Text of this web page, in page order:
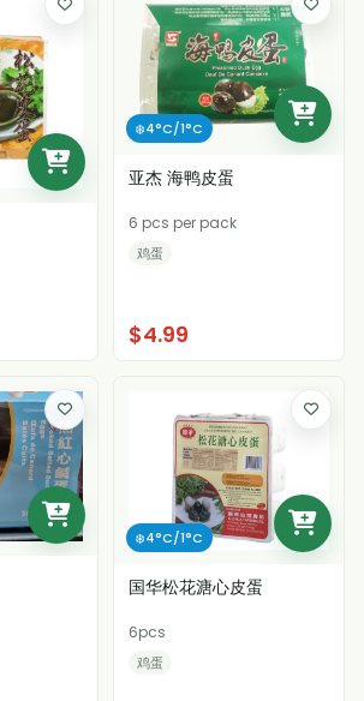
❄️4°C/1°C
亚杰 海鸭皮蛋
6 pcs per pack
鸡蛋
$4.99
❄️4°C/1°C
国华松花溏心皮蛋
6pcs
鸡蛋